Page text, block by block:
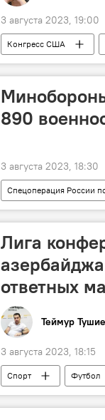
3 августа 2023, 19:00
Конгресс США
Политика
890
3 августа 2023, 18:30
Спецоперация России
Министерство обороны
Лига
ответных
Теймур
3 августа 2023, 18:15
Спорт Футбол
ФК "Сабах"